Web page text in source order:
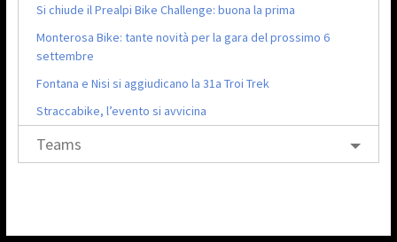
Si chiude il Prealpi Bike Challenge: buona la prima
Monterosa Bike: tante novità per la gara del prossimo 6
settembre
Fontana e Nisi si aggiudicano la 31a Troi Trek
Straccabike, l’evento si avvicina
Teams